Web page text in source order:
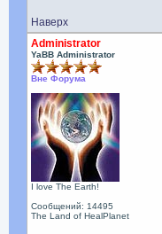
Наверх
Administrator
YaBB Administrator
Вне Форума
I love The Earth!
Сообщений: 14495
The Land of HealPlanet